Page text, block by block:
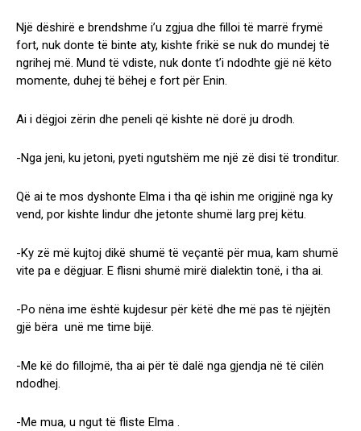
Një dëshirë e brendshme i’u zgjua dhe filloi të marrë frymë
fort, nuk donte të binte aty, kishte frikë se nuk do mundej të
ngrihej më. Mund të vdiste, nuk donte t’i ndodhte gjë në këto
momente, duhej të bëhej e fort për Enin.
Ai i dëgjoi zërin dhe peneli që kishte në dorë ju drodh.
-Nga jeni, ku jetoni, pyeti ngutshëm me një zë disi të tronditur.
Që ai te mos dyshonte Elma i tha që ishin me origjinë nga ky
vend, por kishte lindur dhe jetonte shumë larg prej këtu.
-Ky zë më kujtoj dikë shumë të veçantë për mua, kam shumë
vite pa e dëgjuar. E flisni shumë mirë dialektin tonë, i tha ai.
-Po nëna ime është kujdesur për këtë dhe më pas të njëjtën
gjë bëra unë me time bijë.
-Me kë do fillojmë, tha ai për të dalë nga gjendja në të cilën
ndodhej.
-Me mua, u ngut të fliste Elma .